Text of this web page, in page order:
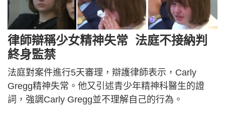
律師辯稱少女精神失常 法庭不接納判
終身監禁
法庭對案件進行5天審理，辯護律師表示，Carly
Gregg精神失常。他又引述青少年精神科醫生的證
詞，強調Carly Gregg並不理解自己的行為。